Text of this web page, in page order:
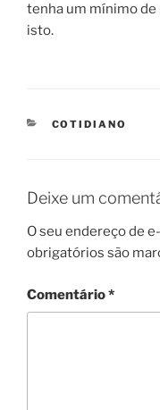
tenha um mínimo de
isto.
CATEGORIES
COTIDIANO
Deixe um
O seu endereço de
obrigatórios são
Comentário*